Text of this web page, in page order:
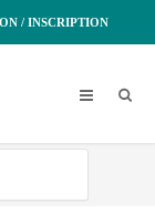
/ INSCRIPTION